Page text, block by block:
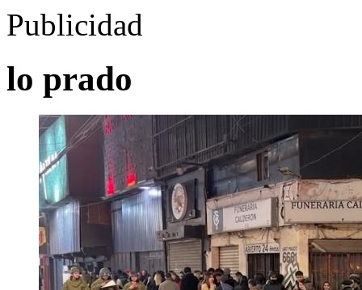
Publicidad
lo prado